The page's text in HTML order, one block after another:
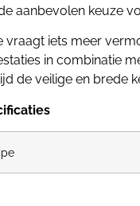
aanbevolen keuze
vraagt iets meer
in combinatie
de veilige en brede